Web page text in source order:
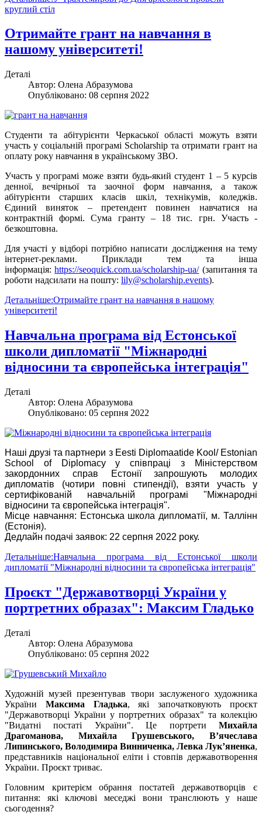
круглий стіл
Отримайте грант на навчання в
нашому університеті!
Деталі
Автор: Олена Абразумова
Опубліковано: 08 серпня 2022
Студенти та абітурієнти Черкаської області можуть взяти
участь у соціальній програмі Scholarship та отримати грант на
оплату року навчання в українському ЗВО.
Участь у програмі може взяти будь-який студент 1 – 5 курсів
денної, вечірньої та заочної форм навчання, а також
абітурієнти старших класів шкіл, технікумів, коледжів.
Єдиний виняток – претендент повинен навчатися на
контрактній формі. Сума гранту – 18 тис. грн. Участь -
безкоштовна.
Для участі у відборі потрібно написати дослідження на тему
інтернет-реклами. Приклади тем та інша
інформація:https://seoquick.com.ua/scholarship-ua/(запитання та
роботи надсилати на пошту: lily@scholarship.events).
Детальніше:Отримайте грант на навчання в нашому
університеті!
Навчальна програма від Естонської
школи дипломатії "Міжнародні
відносини та європейська інтеграція"
Деталі
Автор: Олена Абразумова
Опубліковано: 05 серпня 2022
Наші друзі та партнери з Eesti Diplomaatide Kool/ Estonian
School of Diplomacy у співпраці з Міністерством
закордонних справ Естонії запрошують молодих
дипломатів (чотири повні стипендії), взяти участь у
сертифікованій навчальній програмі "Міжнародні
відносини та європейська інтеграція".
Місце навчання: Естонська школа дипломатії, м. Таллінн
(Естонія).
Дедлайн подачі заявок: 22 серпня 2022 року.
Детальніше:Навчальна програма від Естонської школи
дипломатії "Міжнародні відносини та європейська інтеграція"
Проєкт "Державотворці України у
портретних образах": Максим Гладько
Деталі
Автор: Олена Абразумова
Опубліковано: 05 серпня 2022
Художній музей презентував твори заслуженого художника
України Максима Гладька, які започатковують проєкт
"Державотворці України у портретних образах" та колекцію
"Видатні постаті України". Це портрети Михайла
Драгоманова, Михайла Грушевського, Вʼячеслава
Липинського, Володимира Винниченка, Левка Лук’яненка,
представників національної еліти і стовпів державотворення
України. Проєкт триває.
Головним критерієм обрання постатей державотворців є
питання: які ключові меседжі вони транслюють у наше
сьогодення?